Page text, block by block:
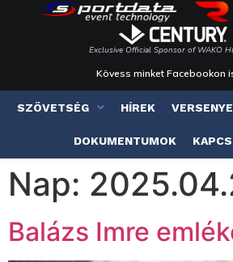
Exclusive Official Sponsor of WAKO
Kövess minket Facebookon
SZÖVETSÉG HÍREK
DOKUMENTUMOK
Nap:
Balázs Imre